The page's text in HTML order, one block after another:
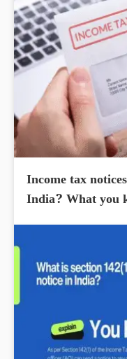
Income tax
India? What you